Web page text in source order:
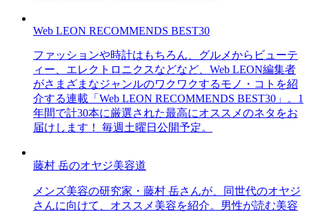
Web LEON RECOMMENDS BEST30
ファッションや時計はもちろん、グルメからビューテ
ィー、エレクトロニクスなどなど、Web LEON編集者
がさまざまなジャンルのワクワクするモノ・コトを紹
介する連載「Web LEON RECOMMENDS BEST30」。1
年間で計30本に厳選された最高にオススメのネタをお
届けします！ 毎週土曜日公開予定。
藤村 岳のオヤジ美容道
メンズ美容の研究家・藤村 岳さんが、同世代のオヤジ
さんに向けて、オススメ美容を紹介。男性が読む美容